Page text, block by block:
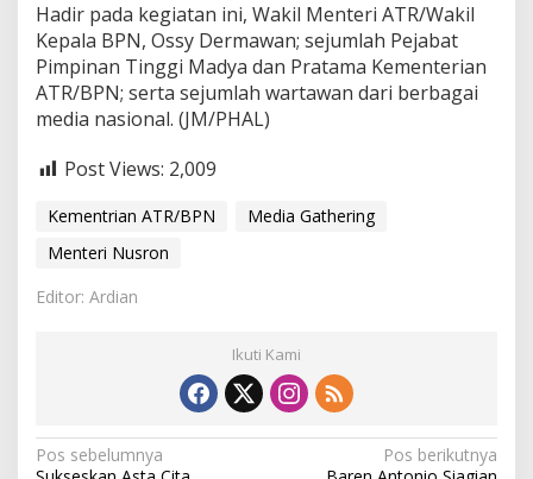
Hadir pada kegiatan ini, Wakil Menteri ATR/Wakil
Kepala BPN, Ossy Dermawan; sejumlah Pejabat
Pimpinan Tinggi Madya dan Pratama Kementerian
ATR/BPN; serta sejumlah wartawan dari berbagai
media nasional. (JM/PHAL)
Post Views: 2,009
Kementrian ATR/BPN
Media Gathering
Menteri Nusron
Editor: Ardian
Ikuti Kami
N
Pos sebelumnya
Pos berikutnya